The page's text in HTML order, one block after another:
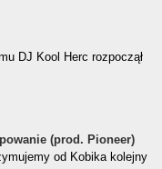
Roku
DJ Kool Herc rozpoczął
(prod. Pioneer)
(prod. Pioneer)
od Kobika kolejny